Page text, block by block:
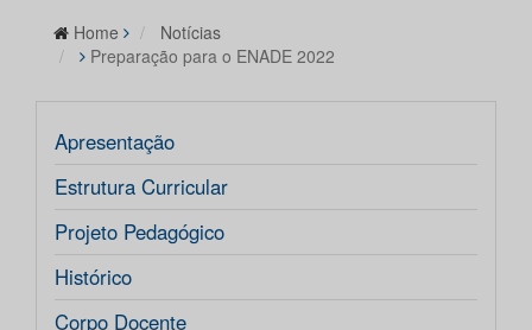
Home
Notícias
Preparação para o ENADE 2022
Apresentação
Estrutura Curricular
Projeto Pedagógico
Histórico
Corpo Docente